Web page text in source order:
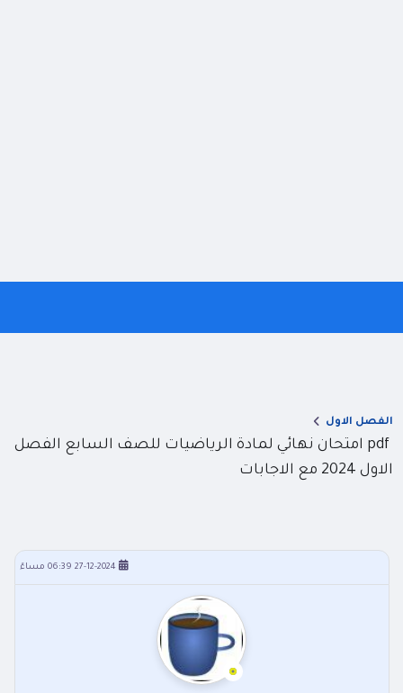
الفصل الاول
pdf امتحان نهائي لمادة الرياضيات للصف السابع الفصل
الاول 2024 مع الاجابات
27-12-2024 06:39 مساءً